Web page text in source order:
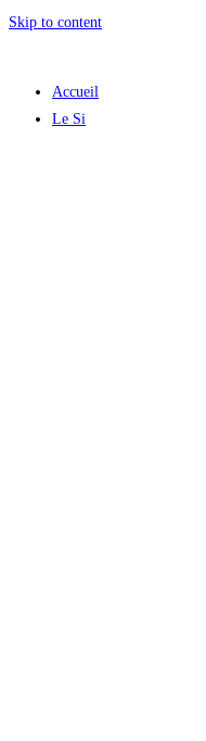
Skip to content
Accueil
Le Si